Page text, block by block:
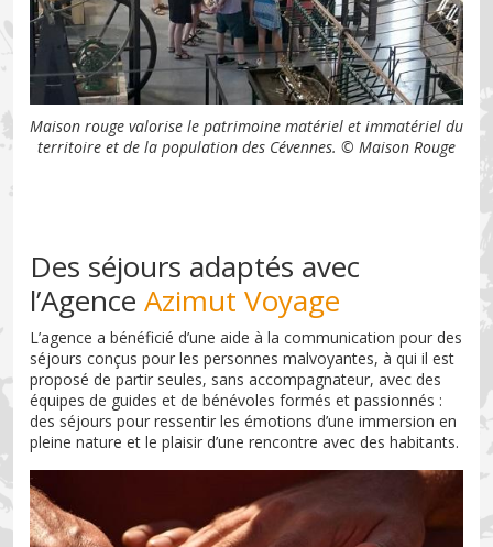
Maison rouge valorise le patrimoine matériel et immatériel du
territoire et de la population des Cévennes. © Maison Rouge
Des séjours adaptés avec
l’Agence Azimut Voyage
L’agence a bénéficié d’une aide à la communication pour des
séjours conçus pour les personnes malvoyantes, à qui il est
proposé de partir seules, sans accompagnateur, avec des
équipes de guides et de bénévoles formés et passionnés :
des séjours pour ressentir les émotions d’une immersion en
pleine nature et le plaisir d’une rencontre avec des habitants.